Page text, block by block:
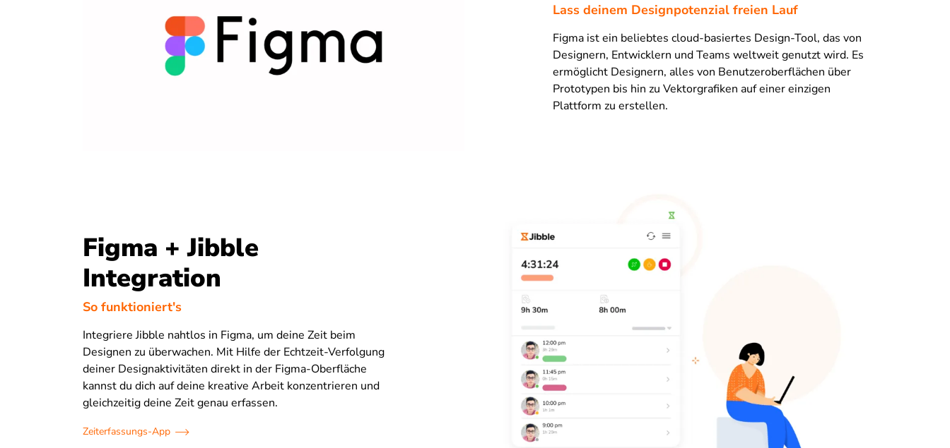
Lass deinem Designpotenzial freien Lauf
Figma ist ein beliebtes cloud-basiertes Design-Tool, das von
Designern, Entwicklern und Teams weltweit genutzt wird. Es
ermöglicht Designern, alles von Benutzeroberflächen über
Prototypen bis hin zu Vektorgrafiken auf einer einzigen
Plattform zu erstellen.
Figma + Jibble
Integration
So funktioniert's
Integriere Jibble nahtlos in Figma, um deine Zeit beim
Designen zu überwachen. Mit Hilfe der Echtzeit-Verfolgung
deiner Designaktivitäten direkt in der Figma-Oberfläche
kannst du dich auf deine kreative Arbeit konzentrieren und
gleichzeitig deine Zeit genau erfassen.
Zeiterfassungs-App